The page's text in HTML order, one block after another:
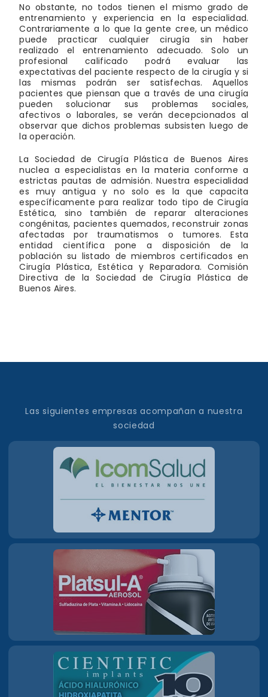
No obstante, no todos tienen el mismo grado de
entrenamiento y experiencia en la especialidad.
Contrariamente a lo que la gente cree, un médico
puede practicar cualquier cirugía sin haber
realizado el entrenamiento adecuado. Solo un
profesional calificado podrá evaluar las
expectativas del paciente respecto de la cirugía y si
las mismas podrán ser satisfechas. Aquellos
pacientes que piensan que a través de una cirugía
pueden solucionar sus problemas sociales,
afectivos o laborales, se verán decepcionados al
observar que dichos problemas subsisten luego de
la operación.
La Sociedad de Cirugía Plástica de Buenos Aires
nuclea a especialistas en la materia conforme a
estrictas pautas de admisión. Nuestra especialidad
es muy antigua y no solo es la que capacita
específicamente para realizar todo tipo de Cirugía
Estética, sino también de reparar alteraciones
congénitas, pacientes quemados, reconstruir zonas
afectadas por traumatismos o tumores. Esta
entidad científica pone a disposición de la
población su listado de miembros certificados en
Cirugía Plástica, Estética y Reparadora. Comisión
Directiva de la Sociedad de Cirugía Plástica de
Buenos Aires.
Las siguientes empresas acompañan a nuestra
sociedad